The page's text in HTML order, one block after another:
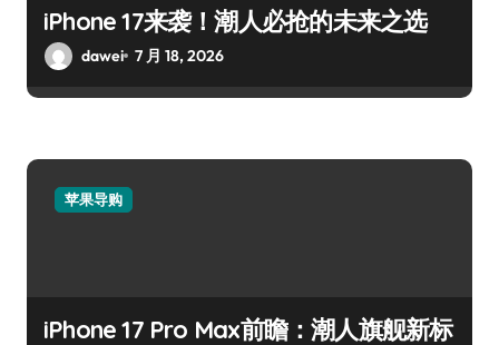
iPhone 17来袭！潮人必抢的未来之选
dawei 7 月 18, 2026
苹果导购
iPhone 17 Pro Max前瞻：潮人旗舰新标